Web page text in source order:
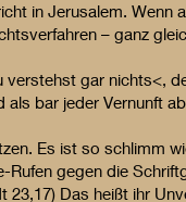
in Jerusalem. Wenn
– ganz
gar nichts<,
als bar jeder Vernunft
Es ist so schlimm
Rufen gegen die
23,17) Das heißt ihr